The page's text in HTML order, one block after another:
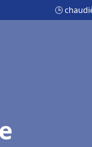
🕒